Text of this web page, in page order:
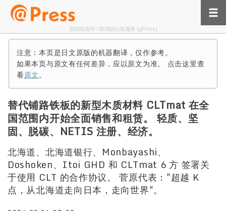
新闻稿发布 / 新闻稿分发服务 [@Press]
注意：本页是日文原版的机器翻译，仅作参考。
如果本页与原文有任何差异，应以原文为准。 点击这里查
看原文。
替代铺路铁板的新型木质材料 CLTmat 在全
国范围内开始全面销售和租赁。 轻质、坚
固、脱碳、NETIS 注册、经济。
北海道、北海道银行、Monbayashi、
Doshoken、Itoi GHD 和 CLTmat 6 方 签署关
于使用 CLT 的合作协议。 菅原代表："超越 K
点，从北海道走向日本，走向世界"。